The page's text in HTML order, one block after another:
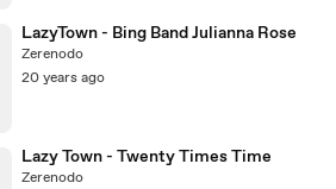
LazyTown - Bing Band Julianna Rose
Zerenodo
20 years ago
Lazy Town - Twenty Times Time
Zerenodo